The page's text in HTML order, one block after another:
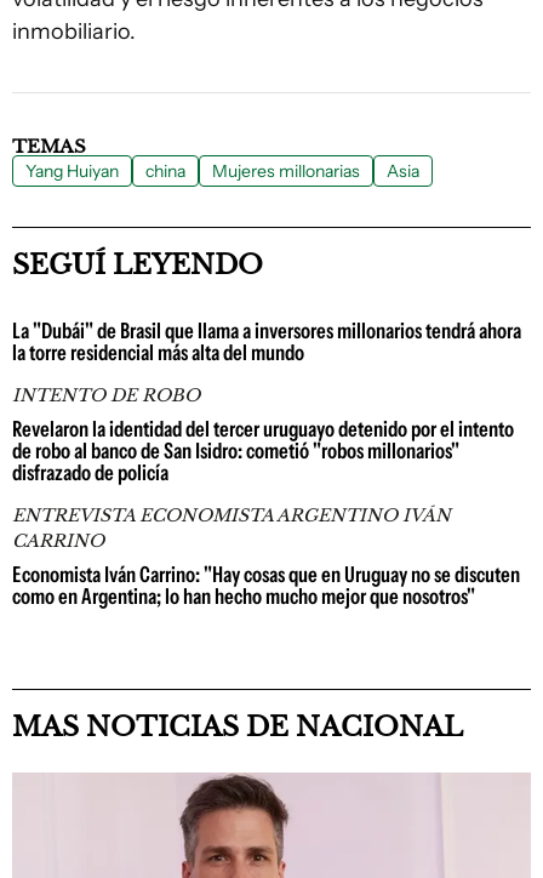
inmobiliario.
TEMAS
Yang Huiyan china Mujeres millonarias Asia
SEGUÍ LEYENDO
La "Dubái" de Brasil que llama a inversores millonarios tendrá ahora
la torre residencial más alta del mundo
INTENTO DE ROBO
Revelaron la identidad del tercer uruguayo detenido por el intento
de robo al banco de San Isidro: cometió "robos millonarios"
disfrazado de policía
ENTREVISTA ECONOMISTA ARGENTINO IVÁN
CARRINO
Economista Iván Carrino: "Hay cosas que en Uruguay no se discuten
como en Argentina; lo han hecho mucho mejor que nosotros"
MAS NOTICIAS DE NACIONAL